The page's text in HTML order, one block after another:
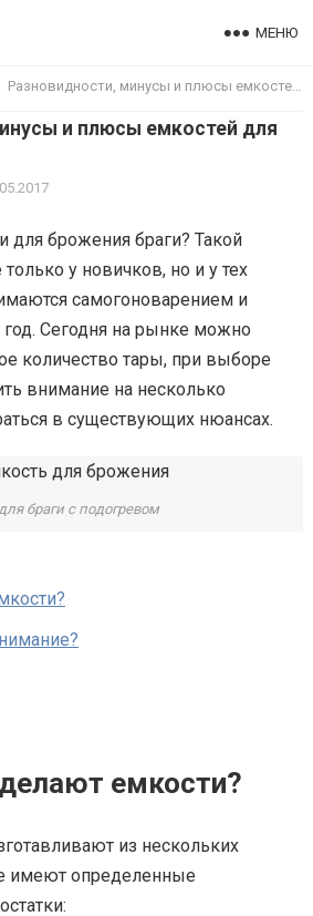
МЕНЮ
Разновидности, минусы и плюсы емкостей для брожения браги
и плюсы емкостей для
для брожения браги? Такой
у новичков, но и у тех
самогоноварением и
Сегодня на рынке можно
количество тары, при выборе
внимание на несколько
в существующих нюансах.
браги с подогревом
емкости?
из нескольких
имеют определенные